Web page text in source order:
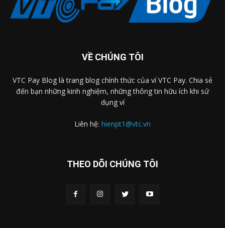
VỀ CHÚNG TÔI
VTC Pay Blog là trang blog chính thức của ví VTC Pay. Chia sẻ
đến bạn những kinh nghiệm, những thông tin hữu ích khi sử
dụng ví
Liên hệ: hienpt1@vtc.vn
THEO DÕI CHÚNG TÔI